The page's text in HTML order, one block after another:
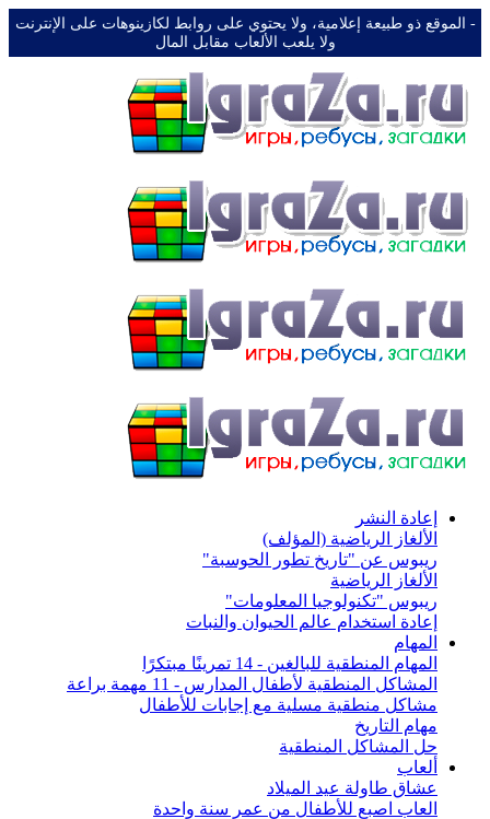
-️ الموقع ذو طبيعة إعلامية، ولا يحتوي على روابط لكازينوهات على الإنترنت
ولا يلعب الألعاب مقابل المال
إعادة النشر
الألغاز الرياضية (المؤلف)
ريبوس عن "تاريخ تطور الحوسبة"
الألغاز الرياضية
ريبوس "تكنولوجيا المعلومات"
إعادة استخدام عالم الحيوان والنبات
المهام
المهام المنطقية للبالغين - 14 تمرينًا مبتكرًا
المشاكل المنطقية لأطفال المدارس - 11 مهمة براعة
مشاكل منطقية مسلية مع إجابات للأطفال
مهام التاريخ
حل المشاكل المنطقية
ألعاب
عشاق طاولة عيد الميلاد
العاب اصبع للأطفال من عمر سنة واحدة